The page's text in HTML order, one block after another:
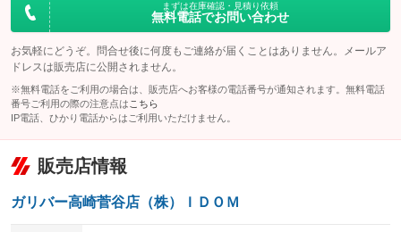
まずは在庫確認・見積り依頼
無料電話でお問い合わせ
お気軽にどうぞ。問合せ後に何度もご連絡が届くことはありません。メールア
ドレスは販売店に公開されません。
※無料電話をご利用の場合は、販売店へお客様の電話番号が通知されます。無料電話
番号ご利用の際の注意点は こちら
IP電話、ひかり電話からはご利用いただけません。
販売店情報
ガリバー高崎菅谷店（株）ＩＤＯＭ